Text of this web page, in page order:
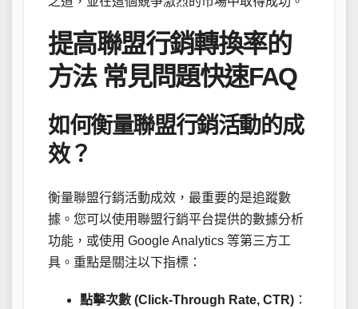
提高聯盟行銷轉換率的
方法 常見問題快速FAQ
如何衡量聯盟行銷活動的成
效？
衡量聯盟行銷活動成效，最重要的是追蹤數
據。您可以使用聯盟行銷平台提供的數據分析
功能，或使用 Google Analytics 等第三方工
具。重點是關注以下指標：
點擊次數 (Click-Through Rate, CTR) ：